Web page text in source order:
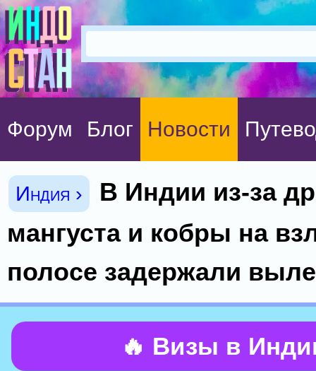
Форум Блог Новости
Индия ›
В Индии из-за
мангуста и кобры на
полосе задержали
🔥 Визы в